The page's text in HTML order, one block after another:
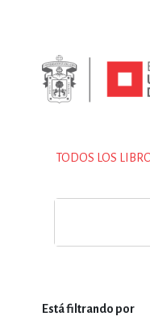
SOBRE
TODOS LOS
Está filtrando por